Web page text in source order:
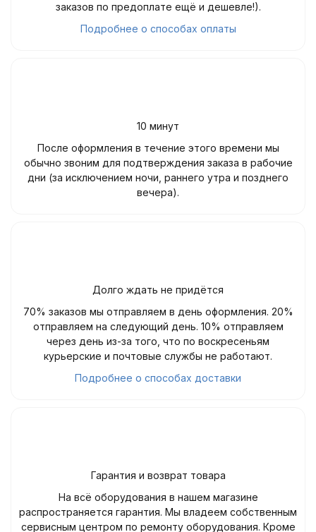
заказов по предоплате ещё и дешевле!).
Подробнее о способах оплаты
10 минут
После оформления в течение этого времени мы
обычно звоним для подтверждения заказа в рабочие
дни (за исключением ночи, раннего утра и позднего
вечера).
Долго ждать не придётся
70% заказов мы отправляем в день оформления. 20%
отправляем на следующий день. 10% отправляем
через день из-за того, что по воскресеньям
курьерские и почтовые службы не работают.
Подробнее о способах доставки
Гарантия и возврат товара
На всё оборудования в нашем магазине
распространяется гарантия. Мы владеем собственным
сервисным центром по ремонту оборудования. Кроме